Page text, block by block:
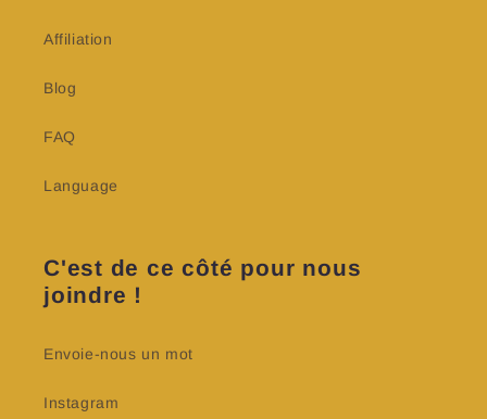
Affiliation
Blog
FAQ
Language
C'est de ce côté pour nous
joindre !
Envoie-nous un mot
Instagram